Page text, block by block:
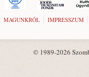
MAGUNKRÓL IMPRESSZUM
© 1989-2026